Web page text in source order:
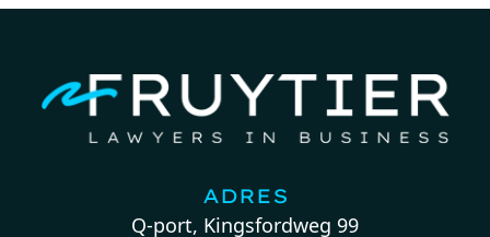
ADRES
Q-port, Kingsfordweg 99